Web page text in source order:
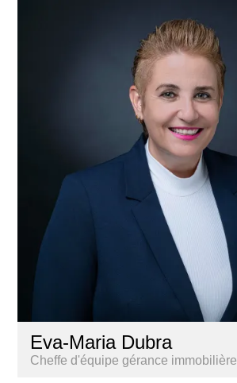
Eva-Maria Dubra
Cheffe d'équipe gérance immobilière